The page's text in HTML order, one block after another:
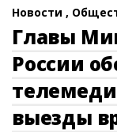
Новости ,
Главы
России
выезды